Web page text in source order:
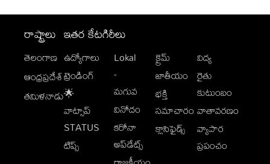
రాష్ట్రాలు
తెలంగాణ
ఆంధ్రప్రదేశ్
తమిళనాడు
ఇతర కేటగిరీలు
ఉద్యోగాలు
ట్రెండింగ్
🌟
వాట్సాప్
STATUS
టిప్స్
Lokal
-
మగువ
వినోదం
కరోనా
అప్‌డేట్స్
క్రైమ్
జాతీయం
భక్తి
సమాచారం
క్లాసిఫైడ్స్
విద్య
రైతు
కుటుంబం
వాతావరణం
వ్యాపార
ప్రపంచం